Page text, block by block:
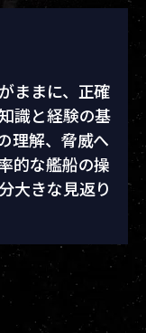
ままに、正確
識と経験の基
理解、脅威へ
的な艦船の操
大きな見返り